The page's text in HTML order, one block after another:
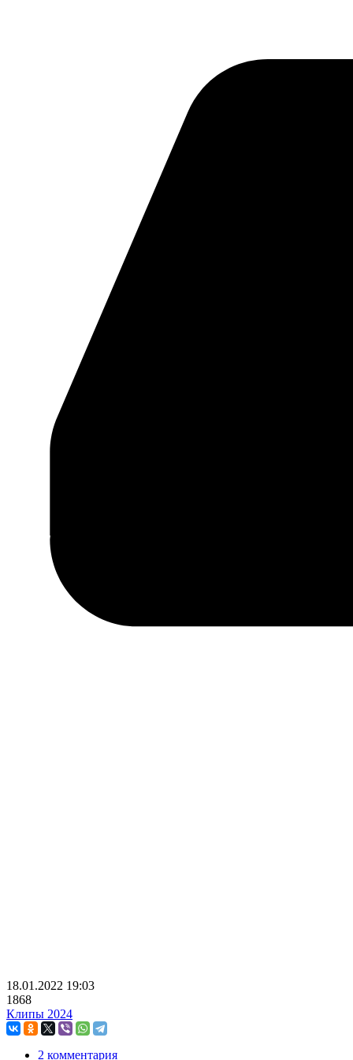
18.01.2022 19:03
1868
Клипы 2024
2 комментария